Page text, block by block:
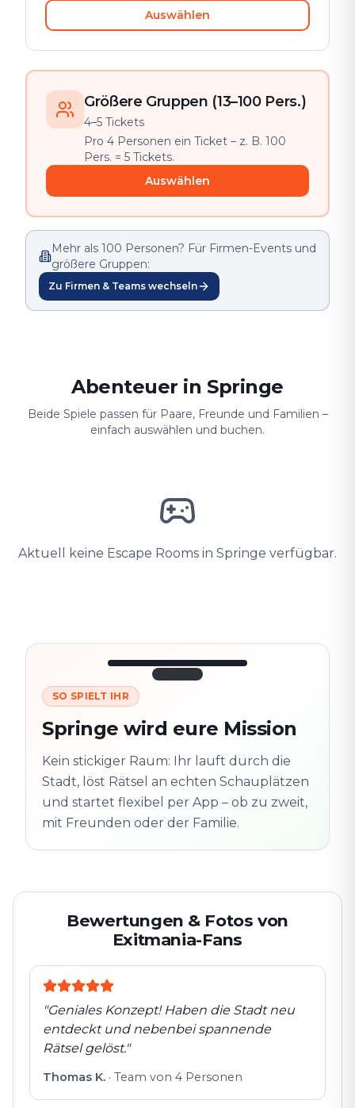
Auswählen
Größere Gruppen (13–100 Pers.)
4–5 Tickets
Pro 4 Personen ein Ticket – z. B. 100
Pers. = 5 Tickets.
Auswählen
Mehr als 100 Personen? Für Firmen-Events und
größere Gruppen:
Zu Firmen & Teams wechseln
Abenteuer in Springe
Beide Spiele passen für Paare, Freunde und Familien –
einfach auswählen und buchen.
Aktuell keine Escape Rooms in Springe verfügbar.
3/10
Nächster
Schauplatz
280
m
Spur
entdeckt
Altstadt
Folgt der Spur
Echte Orte · völlig
flexibel
SO SPIELT IHR
Springe wird eure Mission
Kein stickiger Raum: Ihr lauft durch die
Stadt, löst Rätsel an echten Schauplätzen
und startet flexibel per App – ob zu zweit,
mit Freunden oder der Familie.
Bewertungen & Fotos von
Exitmania-Fans
"Geniales Konzept! Haben die Stadt neu
entdeckt und nebenbei spannende
Rätsel gelöst."
Thomas K. · Team von 4 Personen